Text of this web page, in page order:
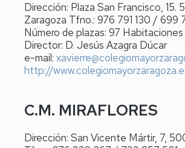
Dirección: Plaza San Francisco, 15.
Zaragoza Tfno.: 976 791 130 / 699
Número de plazas: 97
Director: D. Jesús Azagra Dúcar
e-mail:
http://
C.M. MIRAFLORES
Dirección: San Vicente Mártir, 7,